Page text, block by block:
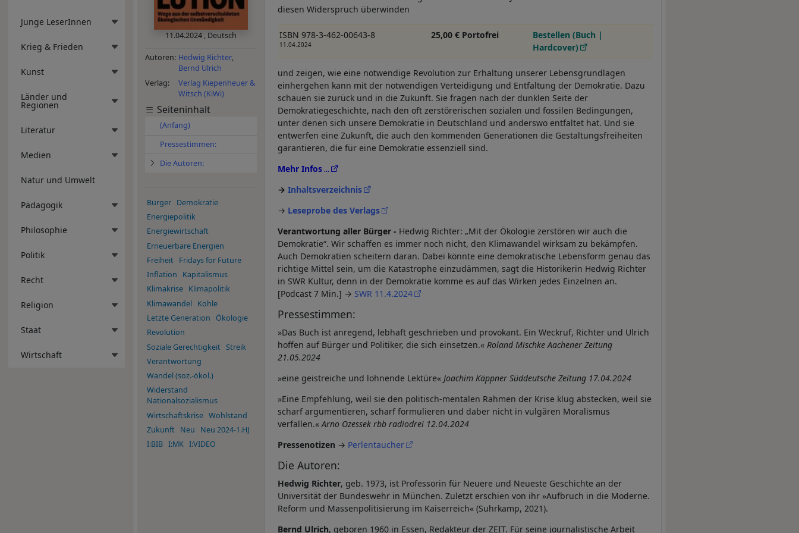
Junge LeserInnen
Krieg & Frieden
Kunst
Länder und
Regionen
Literatur
Medien
Natur und Umwelt
Pädagogik
Philosophie
Politik
Recht
Religion
Staat
Wirtschaft
11.04.2024 , Deutsch
Autoren Hedwig Richter
Bernd Ulrich
Verlag
Verlag Kiepenheuer &
Witsch (KiWi)
Seiteninhalt
(Anfang)
Pressestimmen:
Die Autoren:
Bürger
Demokratie
Energiepolitik
Energiewirtschaft
Erneuerbare Energien
Freiheit
Fridays for Future
Inflation
Kapitalismus
Klimakrise
Klimapolitik
Klimawandel
Kohle
Letzte Generation Ökologie
Revolution
Soziale Gerechtigkeit Streik
Verantwortung
Wandel (soz.-ökol.)
Widerstand
Nationalsozialismus
Wirtschaftskrise Wohlstand
Zukunft
Neu
Neu 2024-1.HJ
I:BIB I:MK I:VIDEO
diesen Widerspruch überwinden
ISBN 978-3-462-00643-8
11.04.2024
25,00 € Portofrei
Bestellen (Buch |
Hardcover)
und zeigen, wie eine notwendige Revolution zur Erhaltung unserer Lebensgrundlagen
einhergehen kann mit der notwendigen Verteidigung und Entfaltung der Demokratie. Dazu
schauen sie zurück und in die Zukunft. Sie fragen nach der dunklen Seite der
Demokratiegeschichte, nach den oft zerstörerischen sozialen und fossilen Bedingungen,
unter denen sich unsere Demokratie in Deutschland und anderswo entfaltet hat. Und sie
entwerfen eine Zukunft, die auch den kommenden Generationen die Gestaltungsfreiheiten
garantieren, die für eine Demokratie essenziell sind.
Mehr Infos
Inhaltsverzeichnis
→ Leseprobe des Verlags
Verantwortung aller Bürger - Hedwig Richter: „Mit der Ökologie zerstören wir auch die
Demokratie“. Wir schaffen es immer noch nicht, den Klimawandel wirksam zu bekämpfen.
Auch Demokratien scheitern daran. Dabei könnte eine demokratische Lebensform genau das
richtige Mittel sein, um die Katastrophe einzudämmen, sagt die Historikerin Hedwig Richter
in SWR Kultur, denn in der Demokratie komme es auf das Wirken jedes Einzelnen an.
[Podcast 7 Min.] → SWR 11.4.2024
Pressestimmen:
»Das Buch ist anregend, lebhaft geschrieben und provokant. Ein Weckruf, Richter und Ulrich
hoffen auf Bürger und Politiker, die sich einsetzen.« Roland Mischke Aachener Zeitung
21.05.2024
»eine geistreiche und lohnende Lektüre« Joachim Käppner Süddeutsche Zeitung 17.04.2024
»Eine Empfehlung, weil sie den politisch-mentalen Rahmen der Krise klug abstecken, weil sie
scharf argumentieren, scharf formulieren und daber nicht in vulgären Moralismus
verfallen.«Arno Ozessek rbb radiodrei 12.04.2024
Pressenotizen → Perlentaucher
Die Autoren:
Hedwig Richter, geb. 1973, ist Professorin für Neuere und Neueste Geschichte an der
Universität der Bundeswehr in München. Zuletzt erschien von ihr »Aufbruch in die Moderne.
Reform und Massenpolitisierung im Kaiserreich« (Suhrkamp, 2021).
Bernd Ulrich, geboren 1960 in Essen, Redakteur der ZEIT. Für seine journalistische Arbeit